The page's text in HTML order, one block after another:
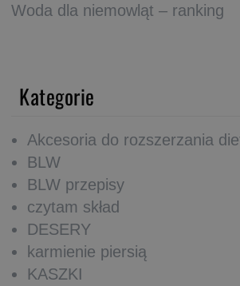
Woda dla niemowląt – ranking
Kategorie
Akcesoria do rozszerzania
BLW
BLW przepisy
czytam skład
DESERY
karmienie piersią
KASZKI